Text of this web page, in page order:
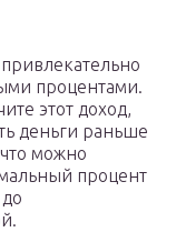
процентами.
этот доход,
деньги раньше
можно
процент